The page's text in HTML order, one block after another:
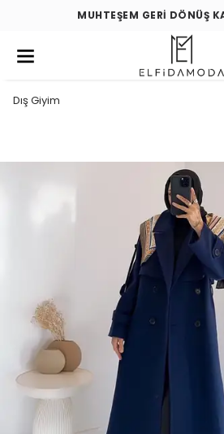
MUHTEŞEM GERİ DÖNÜŞ
Dış Giyim